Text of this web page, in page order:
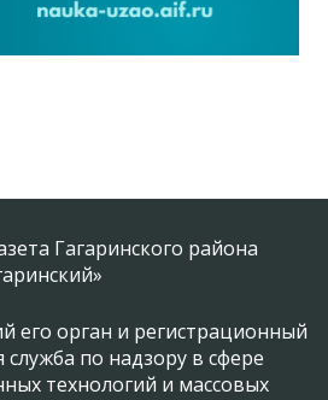
Гагаринского района
его орган и регистрационный
по надзору в сфере
технологий и массовых